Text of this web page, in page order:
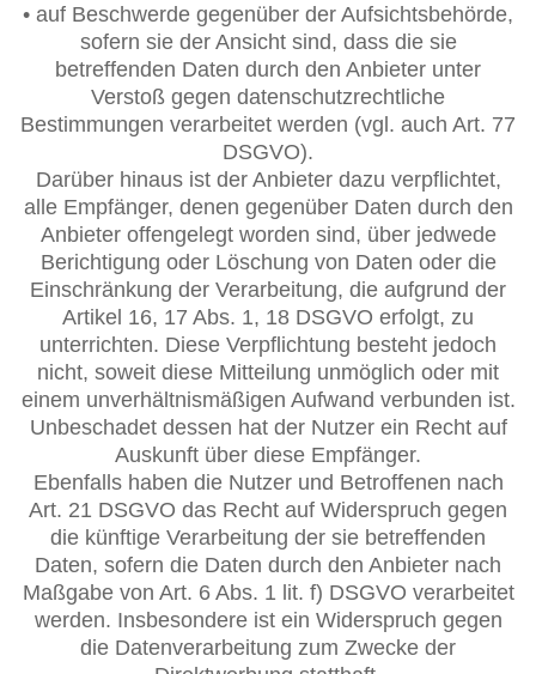
• auf Beschwerde gegenüber der Aufsichtsbehörde,
sofern sie der Ansicht sind, dass die sie
betreffenden Daten durch den Anbieter unter
Verstoß gegen datenschutzrechtliche
Bestimmungen verarbeitet werden (vgl. auch Art. 77
DSGVO).
Darüber hinaus ist der Anbieter dazu verpflichtet,
alle Empfänger, denen gegenüber Daten durch den
Anbieter offengelegt worden sind, über jedwede
Berichtigung oder Löschung von Daten oder die
Einschränkung der Verarbeitung, die aufgrund der
Artikel 16, 17 Abs. 1, 18 DSGVO erfolgt, zu
unterrichten. Diese Verpflichtung besteht jedoch
nicht, soweit diese Mitteilung unmöglich oder mit
einem unverhältnismäßigen Aufwand verbunden ist.
Unbeschadet dessen hat der Nutzer ein Recht auf
Auskunft über diese Empfänger.
Ebenfalls haben die Nutzer und Betroffenen nach
Art. 21 DSGVO das Recht auf Widerspruch gegen
die künftige Verarbeitung der sie betreffenden
Daten, sofern die Daten durch den Anbieter nach
Maßgabe von Art. 6 Abs. 1 lit. f) DSGVO verarbeitet
werden. Insbesondere ist ein Widerspruch gegen
die Datenverarbeitung zum Zwecke der